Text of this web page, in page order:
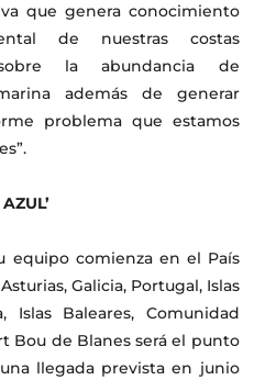
que genera conocimiento
de nuestras costas
la abundancia de
además de generar
problema que estamos
equipo comienza en el País
Galicia, Portugal, Islas
Islas Baleares, Comunidad
Bou de Blanes será el punto
llegada prevista en junio